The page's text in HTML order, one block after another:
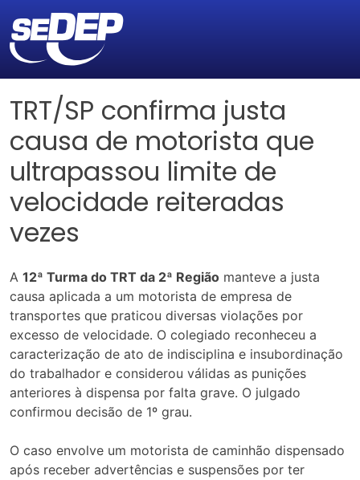
TRT/SP confirma justa
causa de motorista que
ultrapassou limite de
velocidade reiteradas
vezes
A 12ª Turma do TRT da 2ª Região manteve a justa
causa aplicada a um motorista de empresa de
transportes que praticou diversas violações por
excesso de velocidade. O colegiado reconheceu a
caracterização de ato de indisciplina e insubordinação
do trabalhador e considerou válidas as punições
anteriores à dispensa por falta grave. O julgado
confirmou decisão de 1º grau.
O caso envolve um motorista de caminhão dispensado
após receber advertências e suspensões por ter